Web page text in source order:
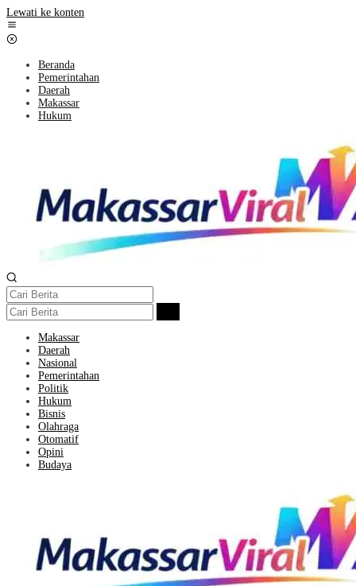
Lewati ke konten
Beranda
Pemerintahan
Daerah
Makassar
Hukum
Makassar
Daerah
Nasional
Pemerintahan
Politik
Hukum
Bisnis
Olahraga
Otomatif
Opini
Budaya